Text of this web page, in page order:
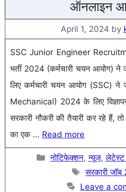
ऑनलाइन
April 1, 2024 by
SSC Junior Engineer
भर्ती 2024 (कर्मचारी चयन आयोग)
लिए कर्मचारी चयन आयोग (SSC)
Mechanical) 2024 के लिए
सरकारी नौकरी की तैयारी कर रहे हैं,
का एक … Read more
Categories
नोटिफेक्शन,न्यूज,लेटेस्ट
Tags
सरकारी
Leave a